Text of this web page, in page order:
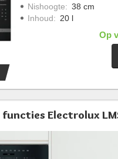
Nishoogte: 38 cm
Inhoud: 20 l
Op
Electrolux